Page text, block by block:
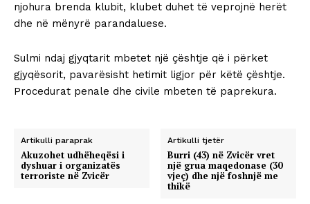
njohura brenda klubit, klubet duhet të veprojnë herët
dhe në mënyrë parandaluese.
Sulmi ndaj gjyqtarit mbetet një çështje që i përket
gjyqësorit, pavarësisht hetimit ligjor për këtë çështje.
Procedurat penale dhe civile mbeten të paprekura.
Artikulli paraprak
Akuzohet udhëheqësi i
dyshuar i organizatës
terroriste në Zvicër
Artikulli tjetër
Burri (43) në Zvicër vret
një grua maqedonase (30
vjeç) dhe një foshnjë me
thikë